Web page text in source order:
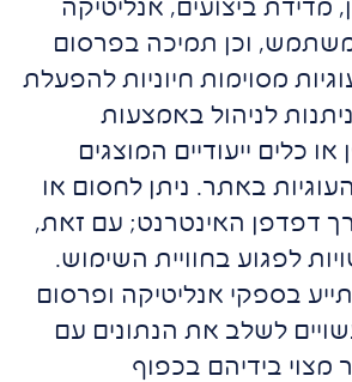
מדידת ביצועים, אנליטיקה
וכן תמיכה בפרסום
מסוימות חיוניות להפעלת
לניהול באמצעות
כלים ייעודיים המוצגים
באתר. ניתן לחסום או
דפדפן האינטרנט; עם זאת,
לפגוע בחוויית השימוש.
בספקי אנליטיקה ופרסום
לשלב את הנתונים עם
מצוי בידיהם בכפוף